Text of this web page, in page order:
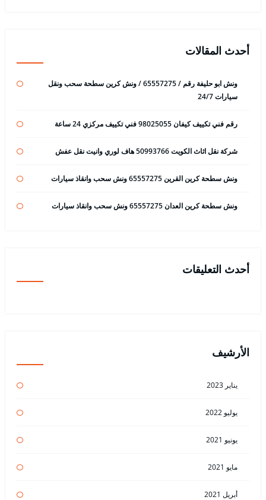
أحدث المقالات
ونش ابو حليفة رقم / 65557275 / ونش كرين سطحة سحب ونقل
سيارات 24/7
رقم فني تكييف كيفان 98025055 فني تكييف مركزي 24 ساعة
شركة نقل اثاث الكويت 50993766 هاف لوري وانيت نقل عفش
ونش سطحة كرين القرين 65557275 ونش سحب وانقاذ سيارات
ونش سطحة كرين العدان 65557275 ونش سحب وانقاذ سيارات
أحدث التعليقات
الأرشيف
يناير 2023
يوليو 2022
يونيو 2021
مايو 2021
أبريل 2021